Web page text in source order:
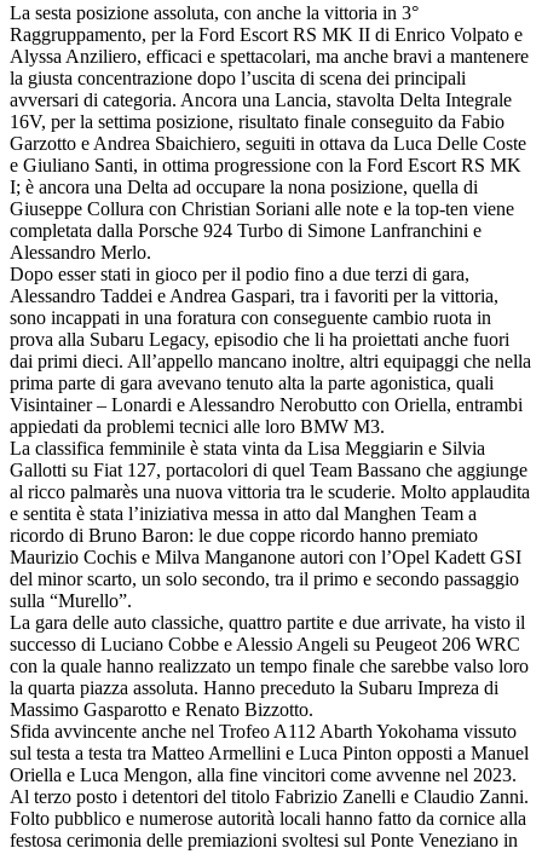
La sesta posizione assoluta, con anche la vittoria in 3°
Raggruppamento, per la Ford Escort RS MK II di Enrico Volpato e
Alyssa Anziliero, efficaci e spettacolari, ma anche bravi a mantenere
la giusta concentrazione dopo l’uscita di scena dei principali
avversari di categoria. Ancora una Lancia, stavolta Delta Integrale
16V, per la settima posizione, risultato finale conseguito da Fabio
Garzotto e Andrea Sbaichiero, seguiti in ottava da Luca Delle Coste
e Giuliano Santi, in ottima progressione con la Ford Escort RS MK
I; è ancora una Delta ad occupare la nona posizione, quella di
Giuseppe Collura con Christian Soriani alle note e la top-ten viene
completata dalla Porsche 924 Turbo di Simone Lanfranchini e
Alessandro Merlo.
Dopo esser stati in gioco per il podio fino a due terzi di gara,
Alessandro Taddei e Andrea Gaspari, tra i favoriti per la vittoria,
sono incappati in una foratura con conseguente cambio ruota in
prova alla Subaru Legacy, episodio che li ha proiettati anche fuori
dai primi dieci. All’appello mancano inoltre, altri equipaggi che nella
prima parte di gara avevano tenuto alta la parte agonistica, quali
Visintainer – Lonardi e Alessandro Nerobutto con Oriella, entrambi
appiedati da problemi tecnici alle loro BMW M3.
La classifica femminile è stata vinta da Lisa Meggiarin e Silvia
Gallotti su Fiat 127, portacolori di quel Team Bassano che aggiunge
al ricco palmarès una nuova vittoria tra le scuderie. Molto applaudita
e sentita è stata l’iniziativa messa in atto dal Manghen Team a
ricordo di Bruno Baron: le due coppe ricordo hanno premiato
Maurizio Cochis e Milva Manganone autori con l’Opel Kadett GSI
del minor scarto, un solo secondo, tra il primo e secondo passaggio
sulla “Murello”.
La gara delle auto classiche, quattro partite e due arrivate, ha visto il
successo di Luciano Cobbe e Alessio Angeli su Peugeot 206 WRC
con la quale hanno realizzato un tempo finale che sarebbe valso loro
la quarta piazza assoluta. Hanno preceduto la Subaru Impreza di
Massimo Gasparotto e Renato Bizzotto.
Sfida avvincente anche nel Trofeo A112 Abarth Yokohama vissuto
sul testa a testa tra Matteo Armellini e Luca Pinton opposti a Manuel
Oriella e Luca Mengon, alla fine vincitori come avvenne nel 2023.
Al terzo posto i detentori del titolo Fabrizio Zanelli e Claudio Zanni.
Folto pubblico e numerose autorità locali hanno fatto da cornice alla
festosa cerimonia delle premiazioni svoltesi sul Ponte Veneziano in